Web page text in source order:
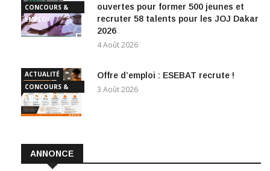
CONCOURS &
EMPLOI
ouvertes pour former 500 jeunes et
recruter 58 talents pour les JOJ Dakar
2026
4 Août 2026
ACTUALITÉ
CONCOURS &
EMPLOI
Offre d’emploi : ESEBAT recrute !
3 Août 2026
ANNONCE